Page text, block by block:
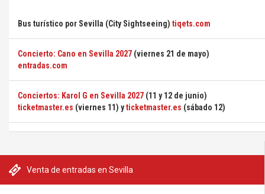
Venta de entradas en Sevilla
Bus turístico por Sevilla (City Sightseeing) tiqets.com
Concierto: Cano en Sevilla 2027 (viernes 21 de mayo)
entradas.com
Conciertos: Karol G en Sevilla 2027 (11 y 12 de junio)
ticketmaster.es (viernes 11) yticketmaster.es (sábado 12)